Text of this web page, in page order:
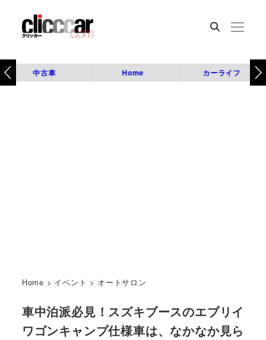
中古車 Home カーライフ
Home > イベント > オートサロン
車中泊派必見！スズキブースのエブリイ
ワゴンキャンプ仕様車は、なかなか見ら